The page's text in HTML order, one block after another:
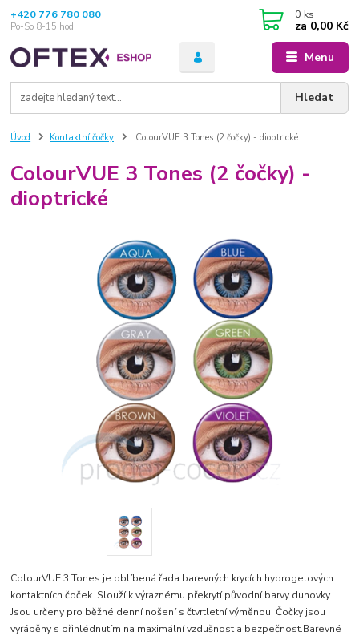
Menu
Hledat
+420 776 780 080
Po-So 8-15 hod
0 ks
za 0,00 Kč
Úvod Kontaktní čočky ColourVUE 3 Tones (2 čočky) - dioptrické
ColourVUE 3 Tones (2 čočky) -
dioptrické
ColourVUE 3 Tones je oblíbená řada barevných krycích hydrogelových
kontaktních čoček. Slouží k výraznému překrytí původní barvy duhovky.
Jsou určeny pro běžné denní nošení s čtvrtletní výměnou. Čočky jsou
vyráběny s přihlédnutím na maximální vzdušnost a bezpečnost.Barevné